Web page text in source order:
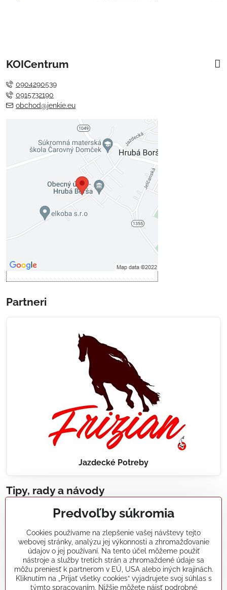
KOICentrum
0904290539
0915732190
obchod@jenkie.eu
Externý obsah je blokovaný
Voľbami súkromia
Prajete si načítať externý obsah?
Povoliť tentokrát
Povoliť a zapamätať - súhlas s
Partneri
Jazdecké Potreby
Tipy, rady a návody
Realizácie záhradných jazierok, bazénov, fontán,
Články a blogy
Rady a návody
Predvoľby súkromia
Cookies používame na zlepšenie vašej návštevy tejto
webovej stránky, analýzu jej výkonnosti a zhromažďovanie
údajov o jej používaní. Na tento účel môžeme použiť
nástroje a služby tretích strán a zhromaždené údaje sa
môžu preniesť k partnerom v EÚ, USA alebo iných krajinách.
Kliknutím na „Prijať všetky cookies“ vyjadrujete svoj súhlas s
týmto spracovaním. Nižšie môžete nájsť podrobné